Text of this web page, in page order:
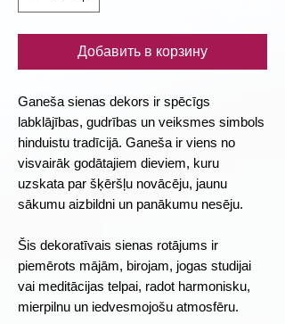
Добавить в корзину
Ganeša sienas dekors ir spēcīgs
labklājības, gudrības un veiksmes simbols
hinduistu tradīcijā. Ganeša ir viens no
visvairāk godātajiem dieviem, kuru
uzskata par šķēršļu novācēju, jaunu
sākumu aizbildni un panākumu nesēju.
Šis dekoratīvais sienas rotājums ir
piemērots mājām, birojam, jogas studijai
vai meditācijas telpai, radot harmonisku,
mierpilnu un iedvesmojošu atmosfēru.